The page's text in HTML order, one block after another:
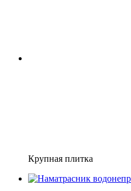
Крупная плитка